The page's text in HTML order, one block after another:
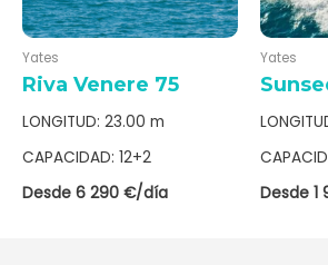
Yates
Riva Venere 75
LONGITUD: 23.00 m
CAPACIDAD: 12+2
Desde 6 290 €/día
Yates
Desde